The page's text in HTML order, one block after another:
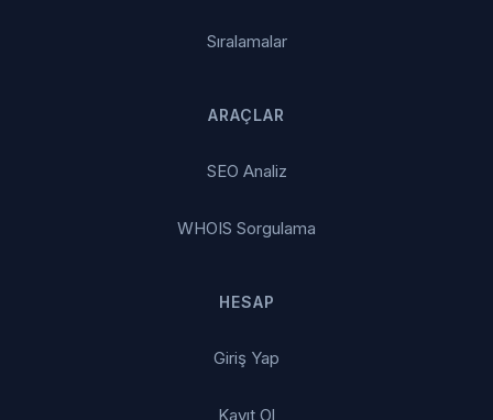
Sıralamalar
ARAÇLAR
SEO Analiz
WHOIS Sorgulama
HESAP
Giriş Yap
Kayıt Ol